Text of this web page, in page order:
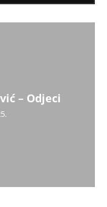
– Odjeci